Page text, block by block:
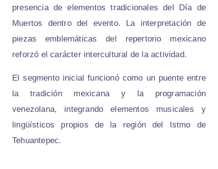
presencia de elementos tradicionales del Día de
Muertos dentro del evento. La interpretación de
piezas emblemáticas del repertorio mexicano
reforzó el carácter intercultural de la actividad.
El segmento inicial funcionó como un puente entre
la tradición mexicana y la programación
venezolana, integrando elementos musicales y
lingüísticos propios de la región del Istmo de
Tehuantepec.